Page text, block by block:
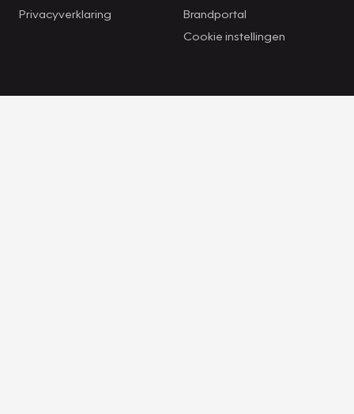
Privacyverklaring
Brandportal
Cookie instellingen